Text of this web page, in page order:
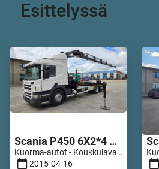
Esittelyssä
Scania P450 6X2*4 HIAB 211 EP-5 Hipro Retarder
Kuorma-autot - Koukkulava kuorma-autot | M467-5789
2015-04-16